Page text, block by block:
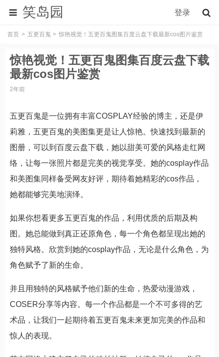
笑岛园 登录
首页 五更百鬼 惊艳视觉！五更百鬼图集百度云盘下载最新cos图片鉴赏
惊艳视觉！五更百鬼图集百度云盘下载
最新cos图片鉴赏
2年前
五更百鬼是一位拥有丰富COSPLAY经验的博主，还是伊
莉雅，五更百鬼的美图集更是让人惊艳。快速找到最新的
图册，可以到百度云盘下载，她以甜美可爱的风格走红网
络，让每一张照片都是完美的视觉享受。她的cosplay作品
和美图集同样备受网友好评，期待着她精彩的cos作品，
她都能够完美地演绎。
如果你想看更多五更百鬼的作品，利用优质的后期及构
图。她总能做到真正还原角色，每一个角色都呈现出她的
独特风格。欣赏到她的cosplay作品，无论是什么角色，为
角色赋予了新的生命。
并且用独特的风格赋予他们新的生命，热爱动漫游戏，
COSER分享等内容。每一个作品都是一个不可多得的艺
术品，让我们一起期待着五更百鬼未来更加完美的作品和
惊人的表现。